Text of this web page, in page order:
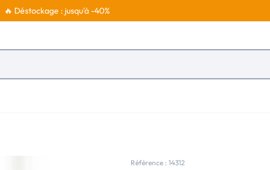
🔥 Déstockage : jusqu'à -40%
Référence : 14312